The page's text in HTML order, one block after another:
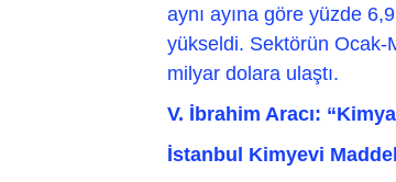
aynı ayına göre yüzde
yükseldi. Sektörün Ocak-
milyar dolara ulaştı.
V. İbrahim Aracı:
İstanbul Kimyevi